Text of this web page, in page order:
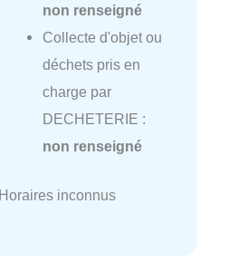
non renseigné
Collecte d'objet ou
déchets pris en
charge par
DECHETERIE :
non renseigné
Horaires inconnus